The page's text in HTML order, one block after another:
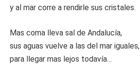
y al mar corre a rendirle sus cristales.
Mas coma lleva sal de Andalucía,
sus aguas vuelve a las del mar iguales,
para llegar mas lejos todavía…